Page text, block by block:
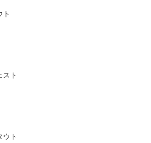
ト
スト
ウト